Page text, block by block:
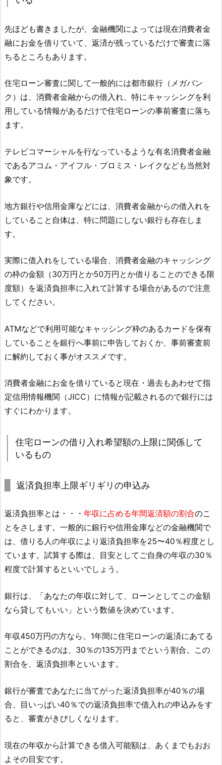
先ほども書きましたが、金融機関によっては現在消費者金
融にお金を借りていて、返済が残っているだけで審査に落
ちるところもあります。
住宅ローン審査に関して一般的には都市銀行（メガバン
ク）は、消費者金融からの借入れ、特にキャッシングを利
用している情報があるだけで住宅ローンの事前審査に落ち
ます。
テレビコマーシャルを行なっているような有名消費者金融
であるアコム・アイフル・プロミス・レイクなども当然対
象です。
地方銀行や信用金庫などには、消費者金融からの借入れを
していること自体は、特に問題にしない銀行も存在しま
す。
実際に借入れをしている場合、消費者金融のキャッシング
の枠の金額（30万円とか50万円とか借りることのできる限
度額）を返済負担率に入れて計算する場合があるので注意
してください。
ATMなどで利用可能なキャッシング枠のあるカードを保有
していることを銀行へ事前に申告しておくか、事前審査前
に解約しておく事がオススメです。
消費者金融にお金を借りていると現在・過去もあわせて指
定信用情報機関（JICC）に情報が記載されるので銀行には
すぐにわかります。
住宅ローンの借り入れ希望額の上限に関係して
いるもの
返済負担率上限ギリギリの申込み
返済負担率とは・・・ 年収に占める年間返済額の割合のこ
とをさします。一般的に銀行や信用金庫などの金融機関で
は、借りる人の年収により返済負担率を25〜40％程度とし
ています。試算する際は、目安としてご自身の年収の30％
程度で計算するといいでしょう。
銀行は、「あなたの年収に対して、ローンとしてこの金額
なら貸してもいい」という数値を決めています。
年収450万円の方なら、1年間に住宅ローンの返済にあてる
ことができるのは、30％の135万円までという割合。この
割合を、返済負担率といいます。
銀行が審査であなたに当てがった返済負担率が40％の場
合、目いっぱい40％での返済負担率で借入れの申込みをす
ると、審査がきびしくなります。
現在の年収から計算できる借入可能額は、あくまでもおお
よその目安です。